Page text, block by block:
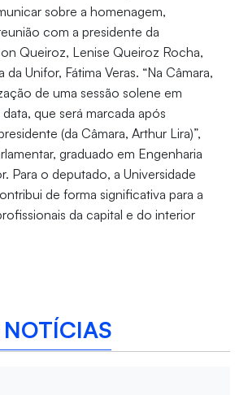
sobre a homenagem,
com a presidente da
Queiroz, Lenise Queiroz Rocha,
Unifor, Fátima Veras. “Na Câmara,
de uma sessão solene em
que será marcada após
(da Câmara, Arthur Lira)”,
graduado em Engenharia
Para o deputado, a Universidade
de forma significativa para a
da capital e do interior